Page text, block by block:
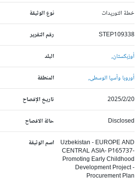
نوع الوثيقة خطة التوريدات
رقم التقرير STEP109338
البلد أوزبكستان,
المنطقة أوروبا وآسيا الوسطى,
تاريخ الإفصاح 2025/2/20
حالة الافصاح Disclosed
اسم الوثيقة
Uzbekistan - EUROPE AND
CENTRAL ASIA- P165737-
Promoting Early Childhood
Development Project -
Procurement Plan